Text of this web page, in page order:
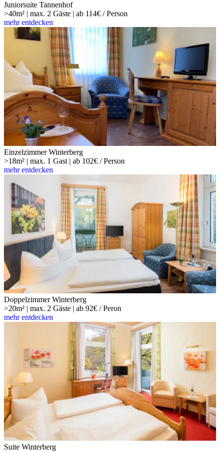
Juniorsuite Tannenhof
>40m² | max. 2 Gäste | ab 114€ / Person
mehr entdecken
Einzelzimmer Winterberg
>18m² | max. 1 Gast | ab 102€ / Person
mehr entdecken
Doppelzimmer Winterberg
>20m² | max. 2 Gäste | ab 92€ / Peron
mehr entdecken
Suite Winterberg